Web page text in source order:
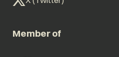
Member of